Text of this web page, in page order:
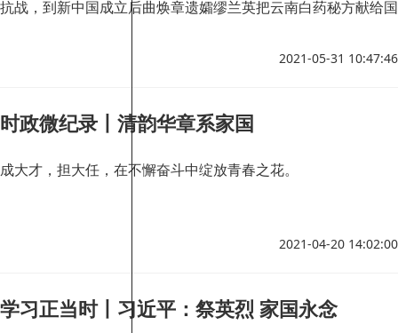
抗战，到新中国成立后曲焕章遗孀缪兰英把云南白药秘方献给国
2021-05-31 10:47:46
时政微纪录丨清韵华章系家国
成大才，担大任，在不懈奋斗中绽放青春之花。
2021-04-20 14:02:00
学习正当时丨习近平：祭英烈 家国永念